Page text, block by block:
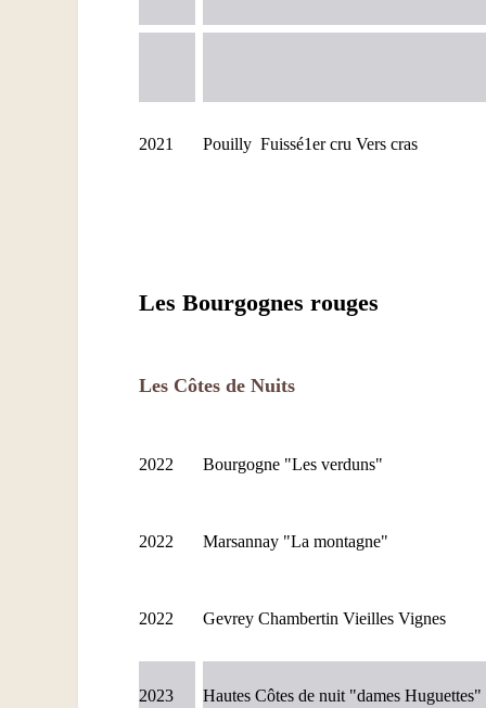
2021 Pouilly Fuissé1er cru Vers cras
Les Bourgognes rouges
Les Côtes de Nuits
2022 Bourgogne "Les verduns"
2022 Marsannay "La montagne"
2022 Gevrey Chambertin Vieilles Vignes
2023 Hautes Côtes de nuit "dames Huguettes"